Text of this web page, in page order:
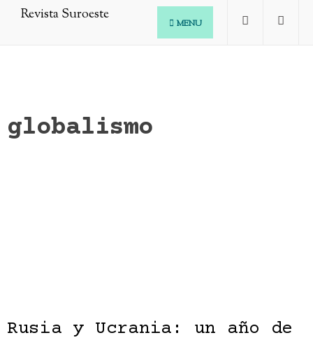
MENU
globalismo
Rusia y Ucrania: un año de